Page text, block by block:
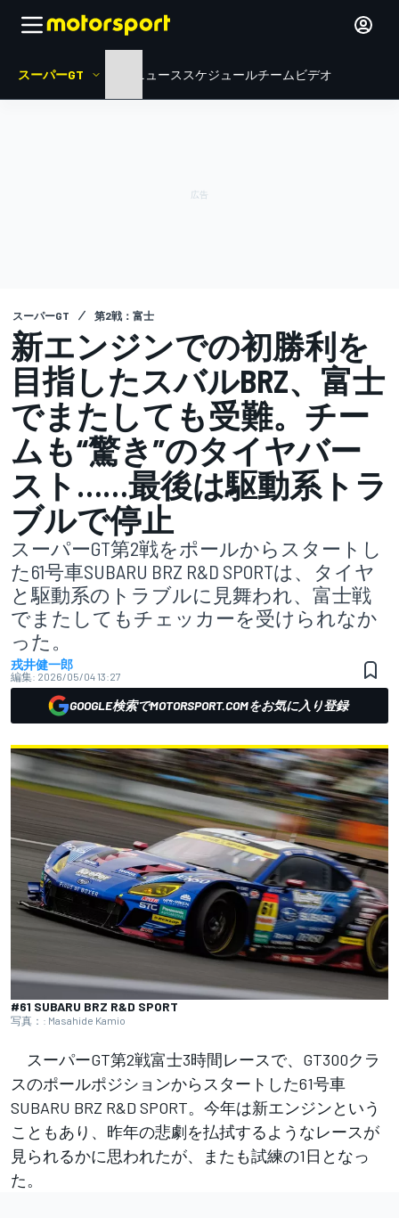
スーパーGT ニュース スケジュールチームビデオ
スーパーGT 第2戦：富士
新エンジンでの初勝利を
目指したスバルBRZ、富士
でまたしても受難。チー
ムも“驚き”のタイヤバー
スト……最後は駆動系トラ
ブルで停止
スーパーGT第2戦をポールからスタートし
た61号車SUBARU BRZ R&D SPORTは、タイヤ
と駆動系のトラブルに見舞われ、富士戦
でまたしてもチェッカーを受けられなか
った。
戎井健一郎
編集: 2026/05/04 13:27
GOOGLE検索でMOTORSPORT.COMをお気に入り登録
#61 SUBARU BRZ R&D SPORT
写真：: Masahide Kamio
スーパーGT第2戦富士3時間レースで、GT300クラ
スのポールポジションからスタートした61号車
SUBARU BRZ R&D SPORT。今年は新エンジンという
こともあり、昨年の悲劇を払拭するようなレースが
見られるかに思われたが、またも試練の1日となっ
た。